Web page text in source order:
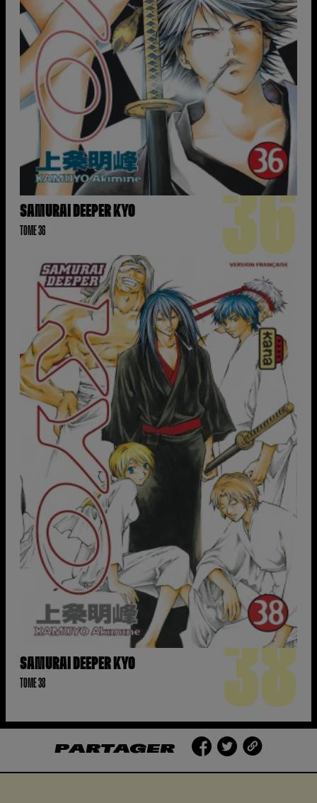
SAMURAI DEEPER KYO
TOME 36 36
SAMURAI DEEPER KYO
TOME 38 38
PARTAGER